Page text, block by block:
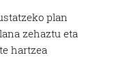
plan
zehaztu eta
hartzea